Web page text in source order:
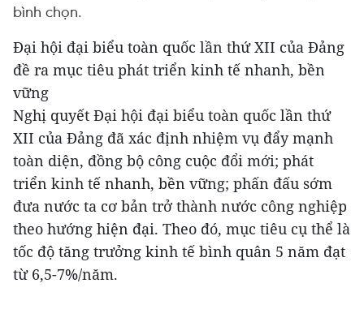
bình chọn.
Đại hội đại biểu toàn quốc lần thứ XII của Đảng
đề ra mục tiêu phát triển kinh tế nhanh, bền
vững
Nghị quyết Đại hội đại biểu toàn quốc lần thứ
XII của Đảng đã xác định nhiệm vụ đẩy mạnh
toàn diện, đồng bộ công cuộc đổi mới; phát
triển kinh tế nhanh, bền vững; phấn đấu sớm
đưa nước ta cơ bản trở thành nước công nghiệp
theo hướng hiện đại. Theo đó, mục tiêu cụ thể là
tốc độ tăng trưởng kinh tế bình quân 5 năm đạt
từ 6,5-7%/năm.